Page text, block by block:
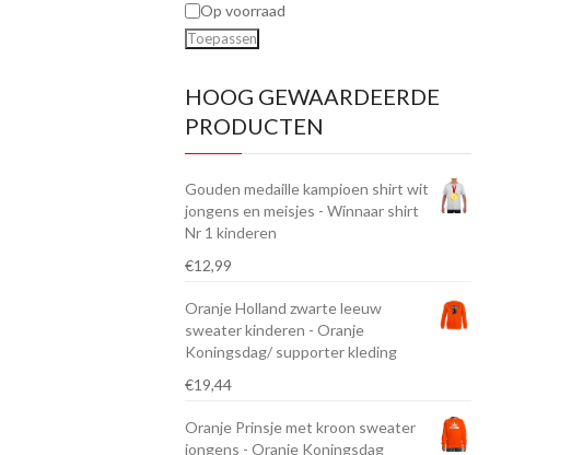
Op voorraad
Toepassen
HOOG GEWAARDEERDE
PRODUCTEN
Gouden medaille kampioen shirt wit
jongens en meisjes - Winnaar shirt
Nr 1 kinderen
€12,99
Oranje Holland zwarte leeuw
sweater kinderen - Oranje
Koningsdag/ supporter kleding
€19,44
Oranje Prinsje met kroon sweater
jongens - Oranje Koningsdag